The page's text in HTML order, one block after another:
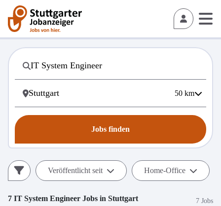
50 km
Jobs finden
Veröffentlicht seit Home-Office
7 IT System Engineer Jobs in Stuttgart 7 Jobs